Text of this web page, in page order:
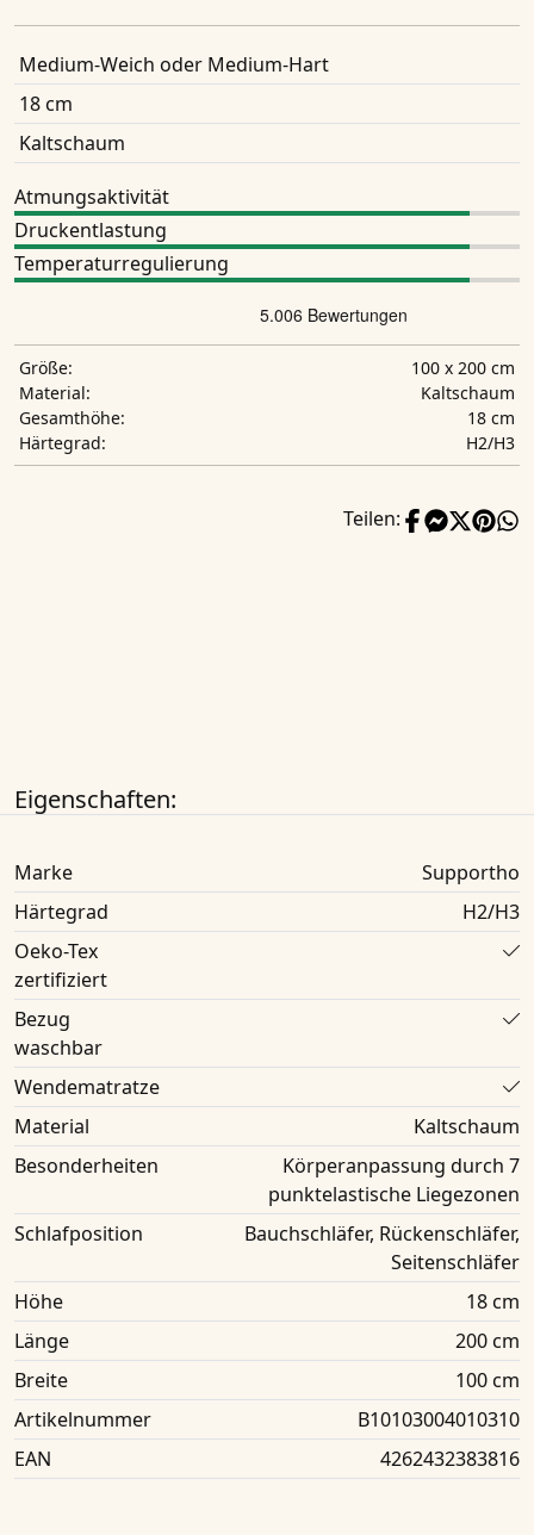
Medium-Weich oder Medium-Hart
18 cm
Kaltschaum
Atmungsaktivität
Druckentlastung
Temperaturregulierung
Größe:
100 x 200 cm
Material:
Kaltschaum
Gesamthöhe:
18 cm
Härtegrad:
H2/H3
Teilen:
Eigenschaften:
Marke
Supportho
Härtegrad
H2/H3
Oeko-Tex
zertifiziert
Bezug
waschbar
Wendematratze
Material
Kaltschaum
Besonderheiten
Körperanpassung durch 7
punktelastische Liegezonen
Schlafposition
Bauchschläfer, Rückenschläfer,
Seitenschläfer
Höhe
18 cm
Länge
200 cm
Breite
100 cm
Artikelnummer
B10103004010310
EAN
4262432383816